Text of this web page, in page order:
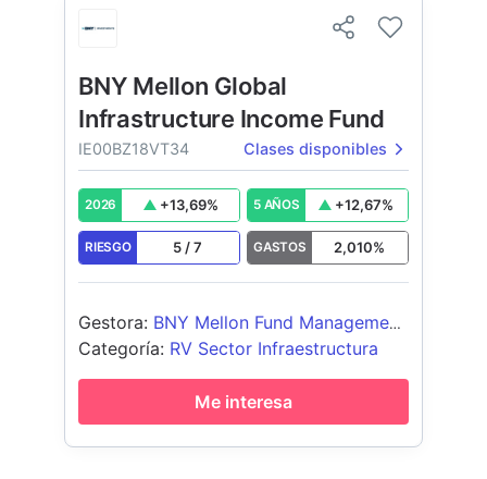
BNY Mellon Global
Infrastructure Income Fund
IE00BZ18VT34 Clases disponibles
2026 +13,69% 5 AÑOS +12,67%
RIESGO 5 /7 GASTOS 2,010%
Gestora: BNY Mellon Fund Management
(Lux) S.A.
Categoría: RV Sector Infraestructura
Me interesa